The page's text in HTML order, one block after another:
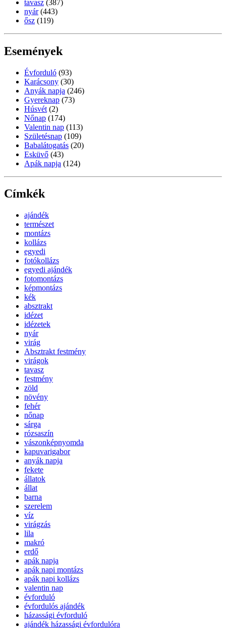
tavasz (387)
nyár (443)
ősz (119)
Események
Évforduló (93)
Karácsony (30)
Anyák napja (246)
Gyereknap (73)
Húsvét (2)
Nőnap (174)
Valentin nap (113)
Születésnap (109)
Babalátogatás (20)
Esküvő (43)
Apák napja (124)
Címkék
ajándék
természet
montázs
kollázs
egyedi
fotókollázs
egyedi ajándék
fotomontázs
képmontázs
kék
absztrakt
idézet
idézetek
nyár
virág
Absztrakt festmény
virágok
tavasz
festmény
zöld
növény
fehér
nőnap
sárga
rózsaszín
vászonképnyomda
kapuvarigabor
anyák napja
fekete
állatok
állat
barna
szerelem
víz
virágzás
lila
makró
erdő
apák napja
apák napi montázs
apák napi kollázs
valentin nap
évforduló
évfordulós ajándék
házassági évforduló
ajándék házassági évfordulóra